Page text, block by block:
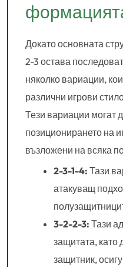
Докато основната
2-3 остава
няколко вариации,
различни игрови
Тези вариации могат
позиционирането на
възложени на всяка
2-3-1-4: Тази
атакуващ
3-2-2-3: Тази
защитата, като
защитник,